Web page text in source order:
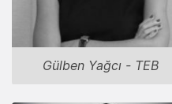
Gülben Yağcı - TEB